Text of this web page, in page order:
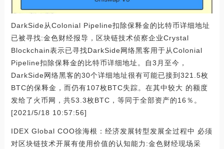
DarkSide从Colonial Pipeline扣除保释金的比特币详细地址
已被寻找:金色财经报导，区块链技术侦察企业Crystal
Blockchain表示已寻找DarkSide网络黑客用于从Colonial
Pipeline扣除保释金的比特币详细地址。自3月至今，
DarkSide网络黑客的30个详细地址很有可能已接到321.5枚
BTC的保释金，而仍有107枚BTC失踪。在其中较大 的额度
发给了火币网，共53.3枚BTC，等同于全部资产的16％。
[2021/5/18 10:57:56]
IDEX Global COO徐海根：经济发展转型发展全过程中 必须
对区块链技术开展有使用价值的认知能力:金色财经现场采